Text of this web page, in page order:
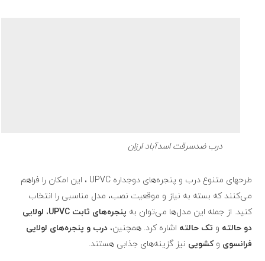
درب ضدسرقت اسدآباد ارزان
طرحهای متنوع درب و پنجره‌های دوجداره UPVC ، این امکان را فراهم
می‌کنند که بسته به نیاز و موقعیت نصب، مدل مناسبی را انتخاب
کنید. از جمله این مدل‌ها می‌توان به پنجره‌های ثابت UPVC ، لولایی
دو حالته و تک حالته اشاره کرد. همچنین،درب و پنجره‌های لولایی
فرانسوی وکشویی نیز گزینه‌های جذابی هستند.